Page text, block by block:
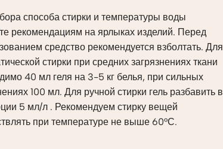
способа стирки и температуры воды
рекомендациям на ярлыках изделий. Перед
средство рекомендуется взболтать. Для
стирки при средних загрязнениях ткани
40 мл геля на 3-5 кг белья, при сильных
100 мл. Для ручной стирки гель разбавить в
5 мл/л . Рекомендуем стирку вещей
при температуре не выше 60°С.